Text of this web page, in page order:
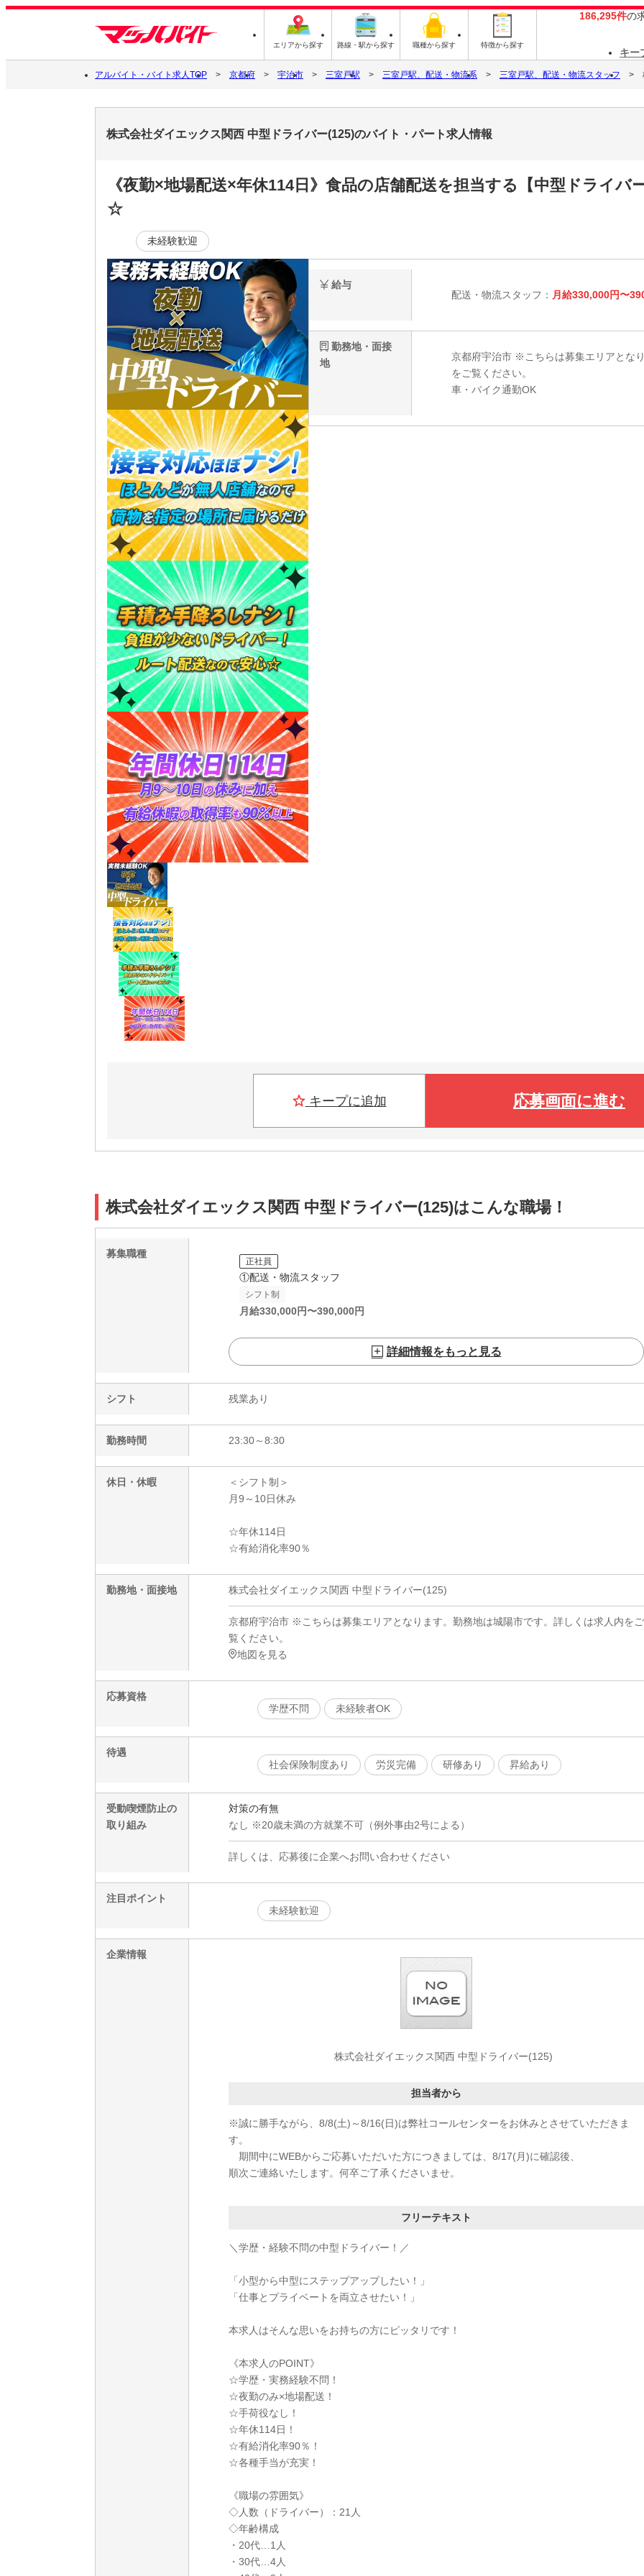
エリアから探す 路線・駅から探す 職種から探す 特徴から探す
186,295件の
キー
アルバイト・バイト求人TOP 京都府 宇治市 三室戸駅 三室戸駅、配送・物流系 三室戸駅、配送・物流スタッフ
株式会社ダイエックス関西 中型ドライバー(125)のバイト・パート求人情報
《夜勤×地場配送×年休114日》食品の店舗配送を担当する【中型ドライ
☆
未経験歓迎
給与
配送・物流スタッフ： 月給330,000円〜
勤務地・面接
地
京都府宇治市 ※こちらは募集エリアとな
をご覧ください。
車・バイク通勤OK
キープに追加 応募画面に進む
株式会社ダイエックス関西 中型ドライバー(125)はこんな職場！
募集職種
正社員
①配送・物流スタッフ
シフト制
月給330,000円〜390,000円
詳細情報をもっと見る
シフト 残業あり
勤務時間 23:30～8:30
休日・休暇
＜シフト制＞
月9～10日休み
☆年休114日
☆有給消化率90％
勤務地・面接地 株式会社ダイエックス関西 中型ドライバー(125)
京都府宇治市 ※こちらは募集エリアとなります。勤務地は城陽市です。詳しくは求人内をご
覧ください。
地図を見る
応募資格
学歴不問
未経験者OK
待遇
社会保険制度あり
労災完備 研修あり 昇給あり
受動喫煙防止の
取り組み
対策の有無
なし ※20歳未満の方就業不可（例外事由2号による）
詳しくは、応募後に企業へお問い合わせください
注目ポイント
未経験歓迎
企業情報
株式会社ダイエックス関西 中型ドライバー(125)
担当者から
※誠に勝手ながら、8/8(土)～8/16(日)は弊社コールセンターをお休みとさせていただきま
す。
期間中にWEBからご応募いただいた方につきましては、8/17(月)に確認後、
順次ご連絡いたします。何卒ご了承くださいませ。
フリーテキスト
＼学歴・経験不問の中型ドライバー！／
「小型から中型にステップアップしたい！」
「仕事とプライベートを両立させたい！」
本求人はそんな思いをお持ちの方にピッタリです！
《本求人のPOINT》
☆学歴・実務経験不問！
☆夜勤のみ×地場配送！
☆手荷役なし！
☆年休114日！
☆有給消化率90％！
☆各種手当が充実！
《職場の雰囲気》
◇人数（ドライバー）：21人
◇年齢構成
・20代…1人
・30代…4人